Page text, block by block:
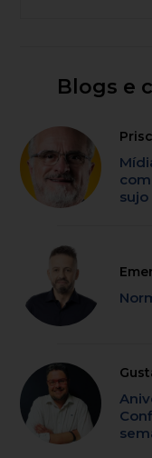
Blogs e
sujo